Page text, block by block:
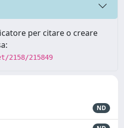
per citare o creare
215849
ND